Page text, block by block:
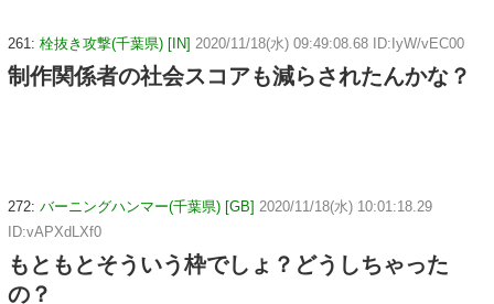
261: 栓抜き攻撃(千葉県) [IN] 2020/11/18(水) 09:49:08.68 ID:IyW/vEC00
制作関係者の社会スコアも減らされたんかな？
272: バーニングハンマー(千葉県) [GB] 2020/11/18(水) 10:01:18.29
ID:vAPXdLXf0
もともとそういう枠でしょ？どうしちゃった
の？